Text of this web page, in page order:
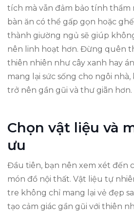
tích mà vẫn đảm bảo tính thẩm
bàn ăn có thể gấp gọn hoặc
thành giường ngủ sẽ giúp
nên linh hoạt hơn. Đừng quên
thiên nhiên như cây xanh hay
mang lại sức sống cho ngôi
trở nên gần gũi và thư giãn hơn.
Chọn vật liệu và
ưu
Đầu tiên, bạn nên xem xét đến
món đồ nội thất. Vật liệu tự
tre không chỉ mang lại vẻ đẹp
tạo cảm giác gần gũi với thiên